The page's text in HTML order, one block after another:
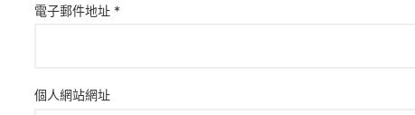
電子郵件地址 *
個人網站網址